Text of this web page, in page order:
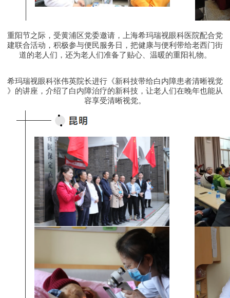
重阳节之际，受黄浦区党委邀请，上海希玛瑞视眼科医院配合党
建联合活动，积极参与便民服务日，把健康与便利带给老西门街
道的老人们，还为老人们准备了贴心、温暖的重阳礼物。
希玛瑞视眼科张伟英院长进行《新科技带给白内障患者清晰视觉
》的讲座，介绍了白内障治疗的新科技，让老人们在晚年也能从
容享受清晰视觉。